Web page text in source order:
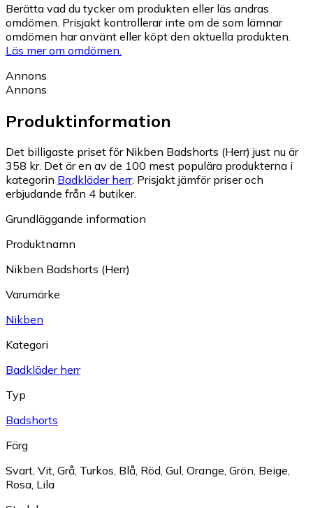
Berätta vad du tycker om produkten eller läs andras
omdömen. Prisjakt kontrollerar inte om de som lämnar
omdömen har använt eller köpt den aktuella produkten.
Läs mer om omdömen.
Annons
Annons
Produktinformation
Det billigaste priset för Nikben Badshorts (Herr) just nu är
358 kr. Det är en av de 100 mest populära produkterna i
kategorin Badkläder herr. Prisjakt jämför priser och
erbjudande från 4 butiker.
Grundläggande information
Produktnamn
Nikben Badshorts (Herr)
Varumärke
Nikben
Kategori
Badkläder herr
Typ
Badshorts
Färg
Svart, Vit, Grå, Turkos, Blå, Röd, Gul, Orange, Grön, Beige,
Rosa, Lila